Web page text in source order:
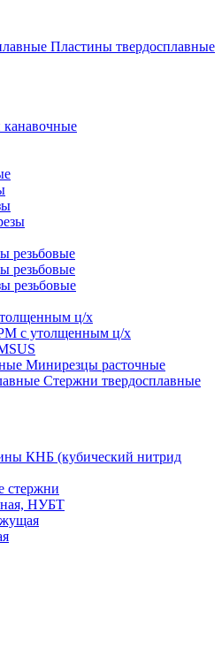
Пластины твердосплавные
резьбовые
резьбовые
резьбовые
ц/х
c утолщенным ц/х
Минирезцы расточные
Cтержни твердосплавные
КНБ (кубический нитрид
стержни
НУБТ